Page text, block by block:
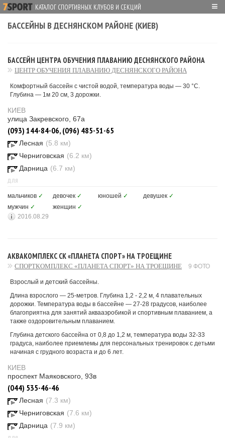
КАТАЛОГ СПОРТИВНЫХ КЛУБОВ И СЕКЦИЙ ≡
БАССЕЙНЫ В ДЕСНЯНСКОМ РАЙОНЕ (КИЕВ)
БАССЕЙН ЦЕНТРА ОБУЧЕНИЯ ПЛАВАНИЮ ДЕСНЯНСКОГО РАЙОНА
ЦЕНТР ОБУЧЕНИЯ ПЛАВАНИЮ ДЕСНЯНСКОГО РАЙОНА
Комфортный бассейн с чистой водой, температура воды — 30 °C.
Глубина — 1м 20 см, 3 дорожки.
КИЕВ
улица Закревского, 67а
(093) 144-84-06, (096) 485-51-65
Лесная (5.8 км)
Черниговская (6.2 км)
Дарница (6.7 км)
ДЛЯ
мальчиков ✓ девочек ✓ юношей ✓ девушек ✓
мужчин ✓ женщин ✓
2016.08.29
АКВАКОМПЛЕКС СК «ПЛАНЕТА СПОРТ» НА ТРОЕЩИНЕ
СПОРТКОМПЛЕКС «ПЛАНЕТА СПОРТ» НА ТРОЕЩИНЕ 9 ФОТО
Взрослый и детский бассейны.
Длина взрослого — 25-метров. Глубина 1,2 - 2,2 м, 4 плавательных
дорожки. Температура воды в бассейне — 27-28 градусов, наиболее
благоприятна для занятий аквааэробикой и спортивным плаванием, а
также оздоровительным плаванием.
Глубина детского бассейна от 0,8 до 1,2 м, температура воды 32-33
градуса, наиболее приемлемы для персональных тренировок с детьми
начиная с грудного возраста и до 6 лет.
КИЕВ
проспект Маяковского, 93в
(044) 535-46-46
Лесная (7.3 км)
Черниговская (7.6 км)
Дарница (7.9 км)